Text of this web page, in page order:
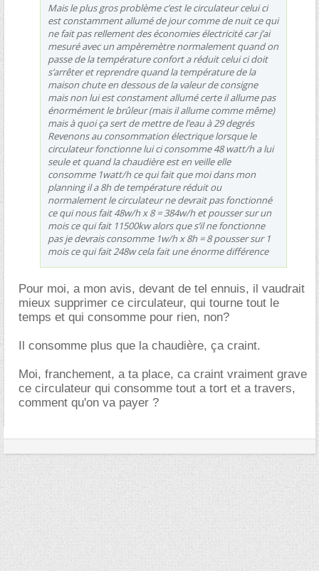
Mais le plus gros problème c’est le circulateur celui ci
est constamment allumé de jour comme de nuit ce qui
ne fait pas rellement des économies électricité car j’ai
mesuré avec un ampèremètre normalement quand on
passe de la température confort a réduit celui ci doit
s’arrêter et reprendre quand la température de la
maison chute en dessous de la valeur de consigne
mais non lui est constament allumé certe il allume pas
énormément le brûleur (mais il allume comme même)
mais à quoi ça sert de mettre de l’eau à 29 degrés
Revenons au consommation électrique lorsque le
circulateur fonctionne lui ci consomme 48 watt/h a lui
seule et quand la chaudière est en veille elle
consomme 1watt/h ce qui fait que moi dans mon
planning il a 8h de température réduit ou
normalement le circulateur ne devrait pas fonctionné
ce qui nous fait 48w/h x 8 = 384w/h et pousser sur un
mois ce qui fait 11500kw alors que s’il ne fonctionne
pas je devrais consomme 1w/h x 8h = 8 pousser sur 1
mois ce qui fait 248w cela fait une énorme différence
Pour moi, a mon avis, devant de tel ennuis, il vaudrait
mieux supprimer ce circulateur, qui tourne tout le
temps et qui consomme pour rien, non?
Il consomme plus que la chaudière, ça craint.
Moi, franchement, a ta place, ca craint vraiment grave
ce circulateur qui consomme tout a tort et a travers,
comment qu'on va payer ?